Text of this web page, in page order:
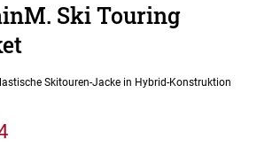
Ski Touring
Skitouren-Jacke in Hybrid-Konstruktion